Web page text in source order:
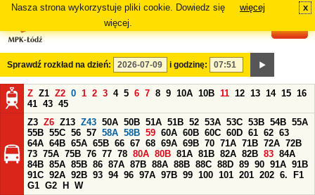
Nasza strona wykorzystuje pliki cookie. Dowiedz się
więcej.
więcej x
Sprawdź rozkład na dzień: i godzinę:
Z Z1 Z2 0 1 2 3 4 5 6 7 8 9 10A 10B 11 12 13 14 15 16
41 43 45
Z3 Z6 Z13 Z43 50A 50B 51A 51B 52 53A 53C 53B 54B 55A
55B 55C 56 57 58A 58B 59 60A 60B 60C 60D 61 62 63
64A 64B 65A 65B 66 67 68 69A 69B 70 71A 71B 72A 72B
73 75A 75B 76 77 78 80A 80B 81A 81B 82A 82B 83 84A
84B 85A 85B 86 87A 87B 88A 88B 88C 88D 89 90 91A 91B
91C 92A 92B 93 94 96 97A 97B 99 100 101 201 202 6.
F1
G1 G2 H
W